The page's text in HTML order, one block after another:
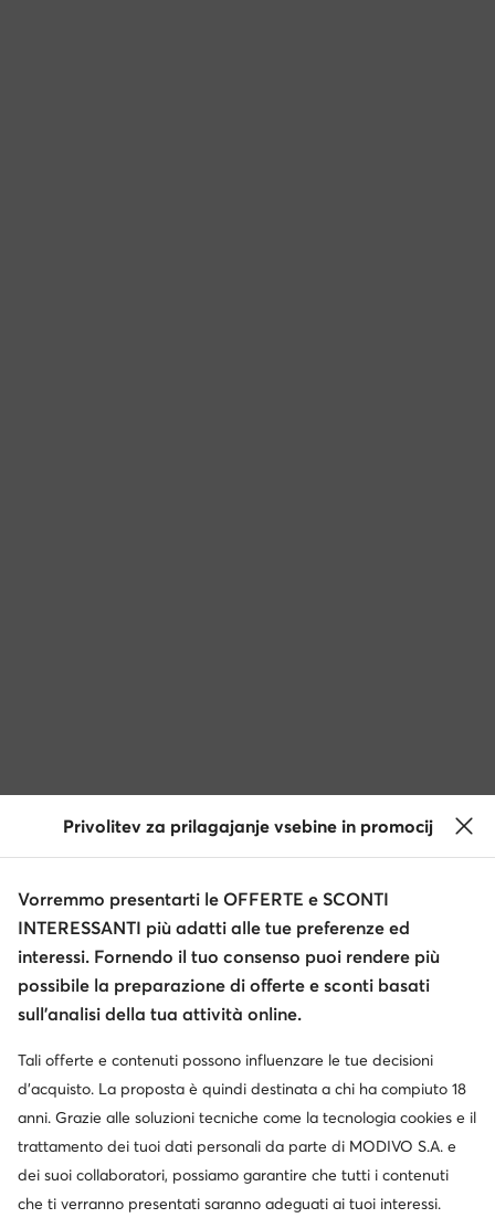
Privolitev za prilagajanje vsebine in promocij
Vorremmo presentarti le OFFERTE e SCONTI
INTERESSANTI più adatti alle tue preferenze ed
interessi. Fornendo il tuo consenso puoi rendere più
possibile la preparazione di offerte e sconti basati
sull’analisi della tua attività online.
Tali offerte e contenuti possono influenzare le tue decisioni
d’acquisto. La proposta è quindi destinata a chi ha compiuto 18
anni. Grazie alle soluzioni tecniche come la tecnologia cookies e il
trattamento dei tuoi dati personali da parte di MODIVO S.A. e
dei suoi collaboratori, possiamo garantire che tutti i contenuti
che ti verranno presentati saranno adeguati ai tuoi interessi.